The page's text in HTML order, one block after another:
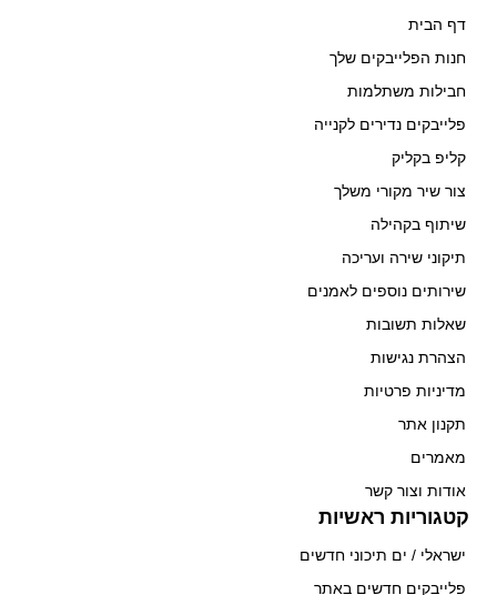
דף הבית
חנות הפלייבקים שלך
חבילות משתלמות
פלייבקים נדירים לקנייה
קליפ בקליק
צור שיר מקורי משלך
שיתוף בקהילה
תיקוני שירה ועריכה
שירותים נוספים לאמנים
שאלות תשובות
הצהרת נגישות
מדיניות פרטיות
תקנון אתר
מאמרים
אודות וצור קשר
קטגוריות ראשיות
ישראלי / ים תיכוני חדשים
פלייבקים חדשים באתר